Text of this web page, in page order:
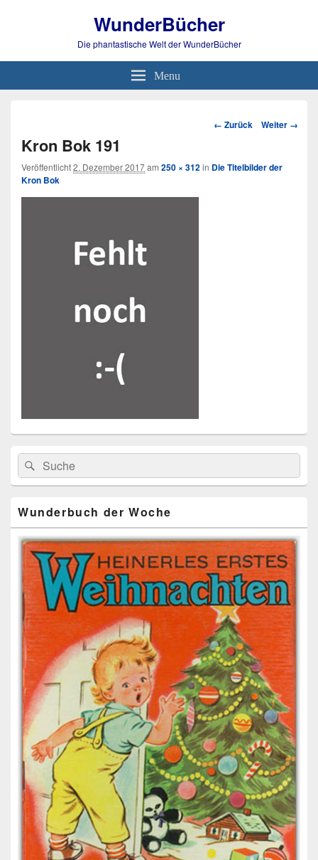
WunderBücher
Die phantastische Welt der WunderBücher
Menu
Bild-
← Zurück Weiter →
Kron Bok 191
Veröffentlicht2. Dezember 2017am 250 × 312in Die Titelbilder der
Kron Bok
Primärer
Seitenleisten
Widget-
Bereich
Search
for:
Suche
Wunderbuch der Woche